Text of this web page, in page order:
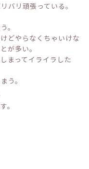
バリ頑張っている。
。
どやらなくちゃいけな
が多い。
まってイライラした
う。
。